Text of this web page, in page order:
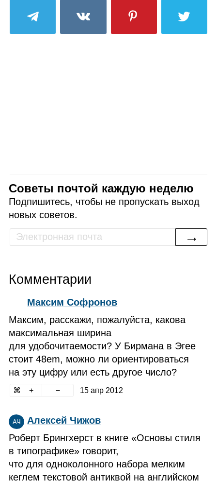
Советы почтой каждую неделю
Подпишитесь, чтобы не пропускать выход
новых советов.
→
Комментарии
Максим Софронов
Максим, расскажи, пожалуйста, какова
максимальная ширина
для удобочитаемости? У Бирмана в Эгее
стоит 48em, можно ли ориентироваться
на эту цифру или есть другое число?
15 апр 2012
АЧ
Алексей Чижов
Роберт Брингхерст в книге «Основы стиля
в типографике» говорит,
что для одноколонного набора мелким
кеглем текстовой антиквой на английском